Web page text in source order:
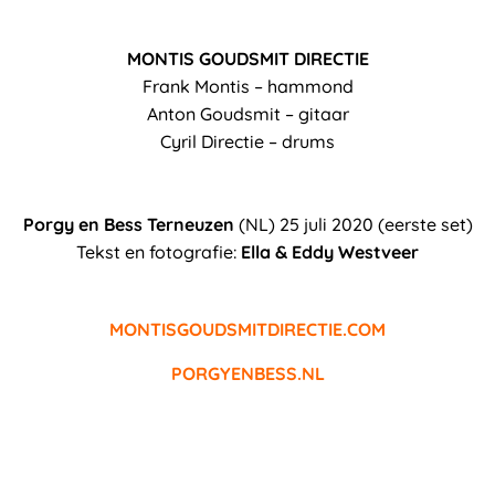
MONTIS GOUDSMIT DIRECTIE
Frank Montis – hammond
Anton Goudsmit – gitaar
Cyril Directie – drums
Porgy en Bess Terneuzen (NL) 25 juli 2020 (eerste set)
Tekst en fotografie: Ella & Eddy Westveer
MONTISGOUDSMITDIRECTIE.COM
PORGYENBESS.NL